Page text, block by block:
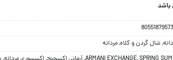
باشد
, شال گردن و کلاه,مردانه